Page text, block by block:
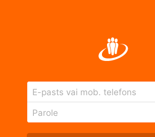
E-pasts vai mob. telefons
Parole